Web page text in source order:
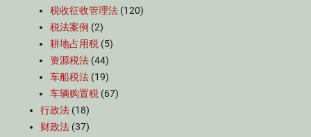
税收征收管理法 (120)
税法案例 (2)
耕地占用税 (5)
资源税法 (44)
车船税法 (19)
车辆购置税 (67)
行政法 (18)
财政法 (37)